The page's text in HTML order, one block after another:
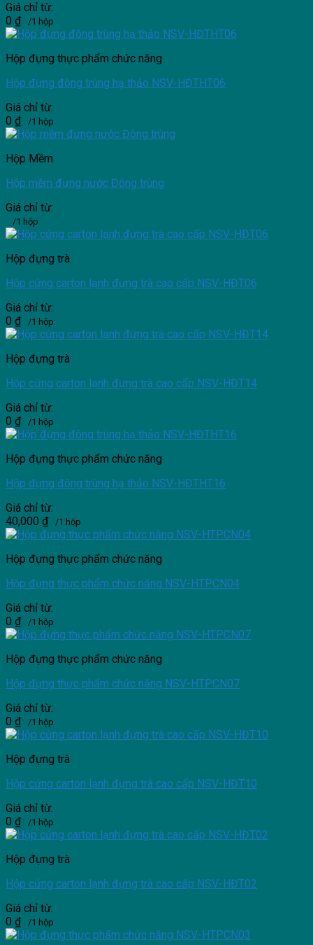
Giá chỉ từ:
0 ₫ /1 hộp
Hộp đựng thực phẩm chức năng
Hộp đựng đông trùng hạ thảo NSV-HĐTHT06
Giá chỉ từ:
0 ₫ /1 hộp
Hộp Mềm
Hộp mềm đựng nước Đông trùng
Giá chỉ từ:
/1 hộp
Hộp đựng trà
Hộp cứng carton lạnh đựng trà cao cấp NSV-HĐT06
Giá chỉ từ:
0 ₫ /1 hộp
Hộp đựng trà
Hộp cứng carton lạnh đựng trà cao cấp NSV-HĐT14
Giá chỉ từ:
0 ₫ /1 hộp
Hộp đựng thực phẩm chức năng
Hộp đựng đông trùng hạ thảo NSV-HĐTHT16
Giá chỉ từ:
40,000 ₫ /1 hộp
Hộp đựng thực phẩm chức năng
Hộp đựng thực phẩm chức năng NSV-HTPCN04
Giá chỉ từ:
0 ₫ /1 hộp
Hộp đựng thực phẩm chức năng
Hộp đựng thực phẩm chức năng NSV-HTPCN07
Giá chỉ từ:
0 ₫ /1 hộp
Hộp đựng trà
Hộp cứng carton lạnh đựng trà cao cấp NSV-HĐT10
Giá chỉ từ:
0 ₫ /1 hộp
Hộp đựng trà
Hộp cứng carton lạnh đựng trà cao cấp NSV-HĐT02
Giá chỉ từ:
0 ₫ /1 hộp